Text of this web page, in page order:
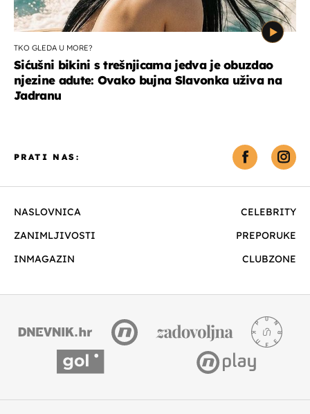
TKO GLEDA U MORE?
Sićušni bikini s trešnjicama jedva je obuzdao
njezine adute: Ovako bujna Slavonka uživa na
Jadranu
NASLOVNICA
CELEBRITY
ZANIMLJIVOSTI
PREPORUKE
INMAGAZIN
CLUBZONE
PRATI NAS: